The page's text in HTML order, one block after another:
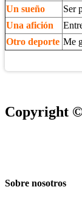
Un sueño
Ser
Una afición
Otro deporte Me
Copyright
Sobre nosotros